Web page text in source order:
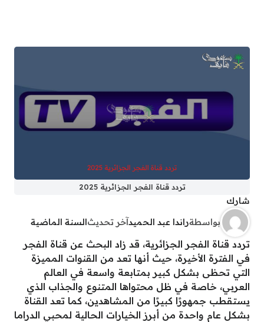
تردد قناة الفجر الجزائرية 2025
شارك
بواسطةراندا عبد الحميدآخر تحديثالسنة الماضية
تردد قناة الفجر الجزائرية، قد زاد البحث عن قناة الفجر
في الفترة الأخيرة، حيث أنها تعد من القنوات المميزة
التي تحظى بشكل كبير بمتابعة واسعة في العالم
العربي، خاصة في ظل محتواها المتنوع والجذاب الذي
يستقطب جمهورًا كبيرًا من المشاهدين، كما تعد القناة
بشكل عام واحدة من أبرز الخيارات الحالية لمحبي الدراما